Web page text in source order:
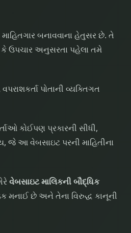
બનાવવાના હેતુસર છે. તે
કે ઉપચાર અનુસરતા પહેલા તમે
પોતાની વ્યક્તિગત
કોઈપણ પ્રકારની સીધી,
જે આ વેબસાઇટ પરની માહિતીના
વેબસાઇટ માલિકની બૌદ્ધિક
મનાઈ છે અને તેના વિરુદ્ધ કાનૂની